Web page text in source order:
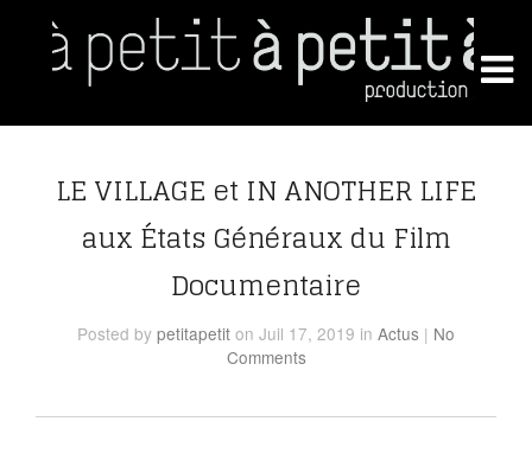
LE VILLAGE et IN ANOTHER LIFE
aux États Généraux du Film
Documentaire
Posted by petitapetit on Juil 17, 2019 in Actus | No
Comments